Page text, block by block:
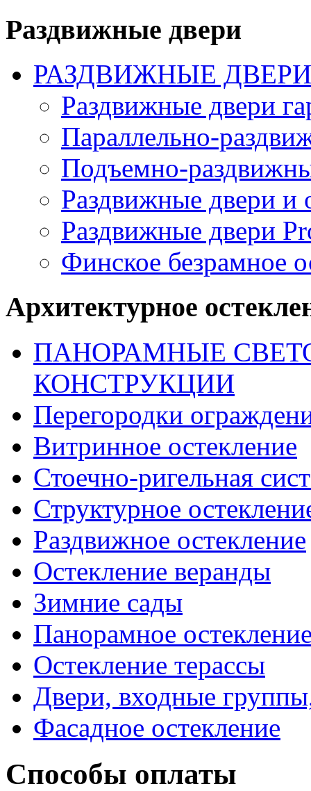
Раздвижные двери
РАЗДВИЖНЫЕ
Раздвижные двери
Параллельно-
Подъемно-
Раздвижные двери и
Раздвижные двери
Финское безрамное
Архитектурное
ПАНОРАМНЫЕ
КОНСТРУКЦИИ
Перегородки
Витринное остекление
Стоечно-ригельная
Структурное
Раздвижное остекление
Остекление веранды
Зимние сады
Панорамное
Остекление терассы
Двери, входные
Фасадное остекление
Способы оплаты